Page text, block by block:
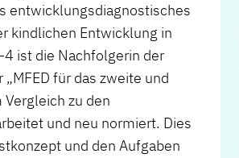
entwicklungsdiagnostisches
kindlichen Entwicklung in
ist die Nachfolgerin der
für das zweite und
Vergleich zu den
und neu normiert. Dies
und den Aufgaben